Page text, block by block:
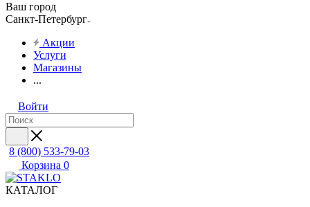
Ваш город
Санкт-Петербург
Акции
Услуги
Магазины
...
Войти
8 (800) 533-79-03
Корзина 0
КАТАЛОГ